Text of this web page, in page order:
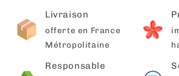
Livraison
offerte en France
Métropolitaine
Responsable